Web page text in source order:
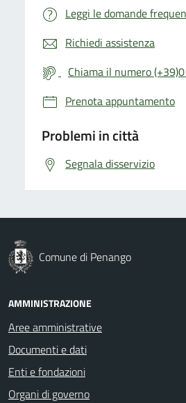
Leggi le domande
Richiedi assistenza
Chiama il numero
Prenota appuntamento
Problemi in città
Segnala disservizio
Comune di Penango
AMMINISTRAZIONE
Aree amministrative
Documenti e dati
Enti e fondazioni
Organi di governo